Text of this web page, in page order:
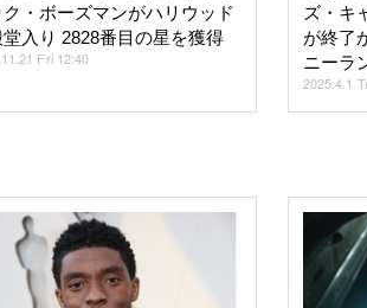
ク・ボーズマンがハリウッド
入り 2828番目の星を獲得
Fri 12:40
ズ・キ
が終了
ニーラ
2025.4.1